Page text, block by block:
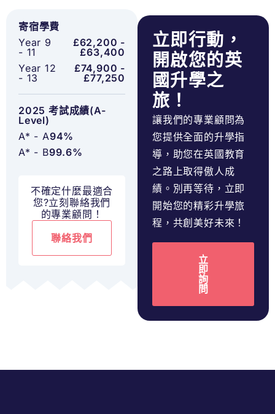
寄宿學費
Year 9
- 11
£62,200 -
£63,400
Year 12
- 13
£74,900 -
£77,250
2025 考試成績(A-
Level)
A* - A94%
A* - B99.6%
不確定什麼最適合
您?立刻聯絡我們
的專業顧問！
聯絡我們
立即行動，
開啟您的英
國升學之
旅！
讓我們的專業顧問為
您提供全面的升學指
導，助您在英國教育
之路上取得傲人成
績。別再等待，立即
開始您的精彩升學旅
程，共創美好未來！
立
即
詢
問